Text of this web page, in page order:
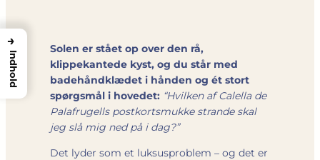
Solen er stået op over den rå,
klippekantede kyst, og du står med
badehåndklædet i hånden og ét stort
spørgsmål i hovedet: “Hvilken af Calella de
Palafrugells postkortsmukke strande skal
jeg slå mig ned på i dag?”
Det lyder som et luksusproblem – og det er
→
Indhold